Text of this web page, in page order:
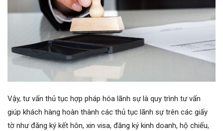
Vậy, tư vấn thủ tục hợp pháp hóa lãnh sự là quy trình tư vấn
giúp khách hàng hoàn thành các thủ tục lãnh sự trên các giấy
tờ như đăng ký kết hôn, xin visa, đăng ký kinh doanh, hộ chiếu,